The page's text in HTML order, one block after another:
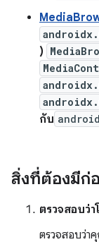
)
กับ
สิ่งที่ต้องมีก่
ตรวจสอบว่
ตรวจสอบว่า